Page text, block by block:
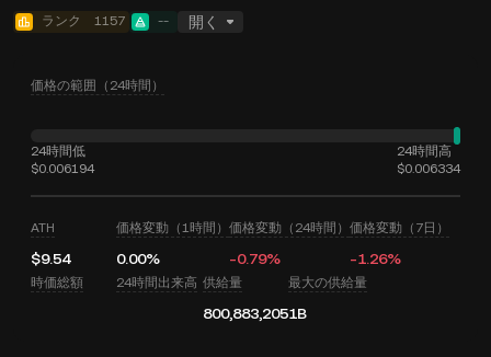
ランク 1157 -- 開く
価格の範囲（24時間）
24時間低
$0.006194
24時間高
$0.006334
ATH
$9.54
価格変動（1時間）
0.00%
価格変動（24時間）
-0.79%
価格変動（7日）
-1.26%
時価総額 24時間出来高 供給量
800,883,205
最大の供給量
1B